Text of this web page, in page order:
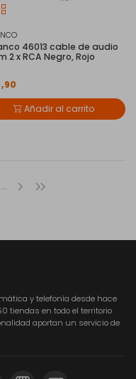
46013 cable de audio
2 x RCA Negro, Rojo
,90
Añadir al carrito
...
y telefonía desde hace
tiendas en todo el territorio
aportan un servicio de